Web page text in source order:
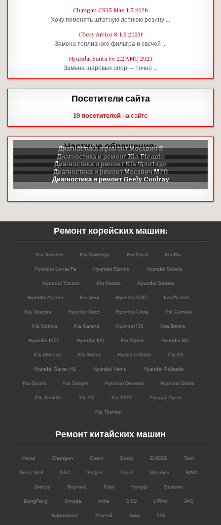
Changan CS35 Max 1.5 2026
Хочу поменять штатную летнюю резину …
Chery Arrizo 8 1.6 2023г
Замена топливного фильтра и свечей …
Hyundai Santa Fe 2.2 AMT, 2021
Замена шаровых опор — точно …
Посетители сайта
19 посетителей на сайте
Частные обращения:
Ремонт корейских машин:
Kia Sorento Kia Sportage Kia Ceed Kia Rio
Hyundai Santa Fe Hyundai Elantra Hyundai Solaris
Hyundai Tucson Kia Cerato Hyundai Sonata
Hyundai Accent Kia Soul Hyundai IX35 Kia Picanto
Kia Spectra Hyundai Getz Hyundai Creta Kia Carnival
Kia Optima Kia Carens Hyundai I30 Киа Венга
Hyundai IX55 Hyundai I20 Kia Opirus Hyundai I40
Kia Mohave Kia Seltos Hyundai Matrix Kia K5
Hyundai Starex H1 Hyundai Verna HyundaI Palisade
Kia Quoris Kia Stinger Hyundai Genesis Hyundai Staria
Kia Telluride Kia K8 Kia K900 Хендай Кусто
Kia Tasman
Ремонт китайских машин
Haval Changan Chery Geely EXEED Tank
Great Wall GAC Belgee Tenet Москвич BAIC
Jaecoo Вортекс Kaiyi Hongqi Bestune
DongFeng Omoda Xcite BYD LIFAN JAC
Бриллианс Хавтай Зикр 212